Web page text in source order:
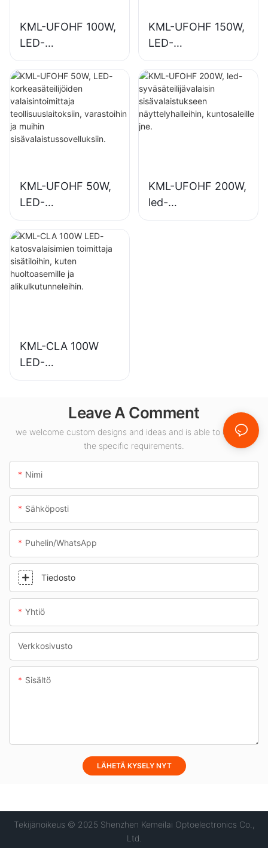
KML-UFOHF 100W,
LED-
korkeasäteilijöiden
valaisintoimittaja
teollisuuslaitoksiin,
varastoihin ja
muihin
sisävalaistussovellu
KML-UFOHF 150W,
LED-
syväsäteilijöiden
valaisintoimittaja
sisävalaistukseen
teollisuuslaitoksissa
, kuntosaleilla jne.
KML-UFOHF 50W,
LED-
korkeasäteilijöiden
valaisintoimittaja
teollisuuslaitoksiin,
varastoihin ja
muihin
KML-UFOHF 200W,
led-
syväsäteilijävalaisin
KML-CLA 100W
LED-
katosvalaisimien
sisätiloihin, kuten
huoltoasemille ja
alikulkutunneleihin.
Leave A Comment
we welcome custom designs and ideas and is able to cater to
the specific requirements.
Nimi
Sähköposti
Puhelin/WhatsApp
Tiedosto
Yhtiö
Verkkosivusto
Sisältö
LÄHETÄ KYSELY NYT
Tekijänoikeus © 2025 Shenzhen Kemeilai Optoelectronics Co.,
Ltd.